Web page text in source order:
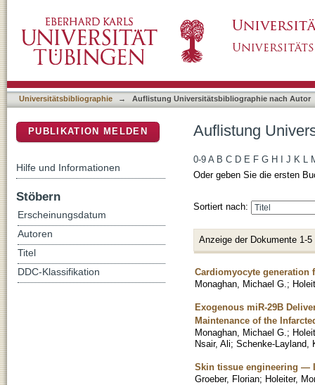
Universitätsbibliographie → Auflistung Universitätsbibliographie nach Autor
Auflistung
0-9 A B C D E F G H J K L
Oder geben Sie die ersten
Sortiert nach:
Anzeige der Dokumente 1-5
Cardiomyocyte generation
Monaghan, Michael G. ;
Exogenous miR-29B
Maintenance of the
Monaghan, Michael G. ;
Nsair, Ali; Schenke-Layland,
Skin tissue engineering —
Groeber, Florian; Holeiter,
PUBLIKATION MELDEN
Hilfe und Informationen
Stöbern
Erscheinungsdatum
Autoren
Titel
DDC-Klassifikation